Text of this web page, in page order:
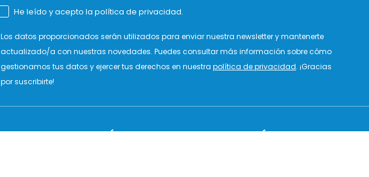
He leído y acepto la política de privacidad.
Los datos proporcionados serán utilizados para enviar nuestra newsletter y mantenerte
actualizado/a con nuestras novedades. Puedes consultar más información sobre cómo
gestionamos tus datos y ejercer tus derechos en nuestra política de privacidad. ¡Gracias
por suscribirte!
SÍGUENOS ATENCIÓN AL CLIENTE